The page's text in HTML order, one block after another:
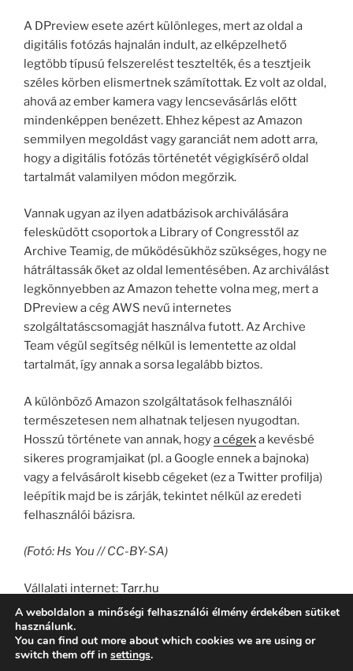
A DPreview esete azért különleges, mert az oldal a
digitális fotózás hajnalán indult, az elképzelhető
legtöbb típusú felszerelést tesztelték, és a tesztjeik
széles körben elismertnek számítottak. Ez volt az oldal,
ahová az ember kamera vagy lencsevásárlás előtt
mindenképpen benézett. Ehhez képest az Amazon
semmilyen megoldást vagy garanciát nem adott arra,
hogy a digitális fotózás történetét végigkísérő oldal
tartalmát valamilyen módon megőrzik.
Vannak ugyan az ilyen adatbázisok archiválására
felesküdött csoportok a Library of Congresstől az
Archive Teamig, de működésükhöz szükséges, hogy ne
hátráltassák őket az oldal lementésében. Az archiválást
legkönnyebben az Amazon tehette volna meg, mert a
DPreview a cég AWS nevű internetes
szolgáltatáscsomagját használva futott. Az Archive
Team végül segítség nélkül is lementette az oldal
tartalmát, így annak a sorsa legalább biztos.
A különböző Amazon szolgáltatások felhasználói
természetesen nem alhatnak teljesen nyugodtan.
Hosszú története van annak, hogya cégeka kevésbé
sikeres programjaikat (pl. a Google ennek a bajnoka)
vagy a felvásárolt kisebb cégeket (ez a Twitter profilja)
leépítik majd be is zárják, tekintet nélkül az eredeti
felhasználói bázisra.
(Fotó: Hs You // CC-BY-SA)
Vállalati internet:Tarr.hu
A weboldalon a minőségi felhasználói élmény érdekében sütiket
használunk.
You can find out more about which cookies we are using or
switch them off in settings.